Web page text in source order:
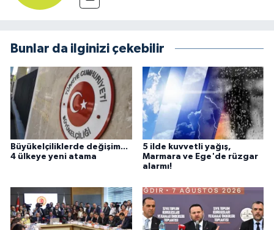
Bunlar da ilginizi çekebilir
Büyükelçiliklerde değişim...
4 ülkeye yeni atama
5 ilde kuvvetli yağış,
Marmara ve Ege'de rüzgar
alarmı!